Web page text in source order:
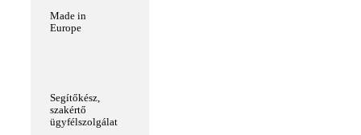
Made in
Europe
Segítőkész,
szakértő
ügyfélszolgálat